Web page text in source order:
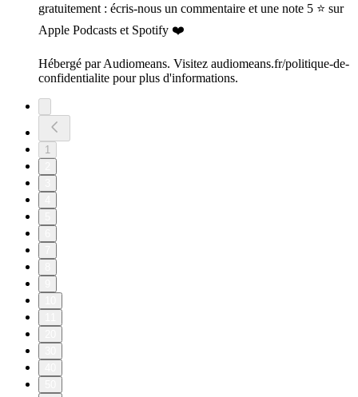
gratuitement : écris-nous un commentaire et une note 5 ⭐ sur
Apple Podcasts et Spotify ❤️
Hébergé par Audiomeans. Visitez audiomeans.fr/politique-de-
confidentialite pour plus d'informations.
1